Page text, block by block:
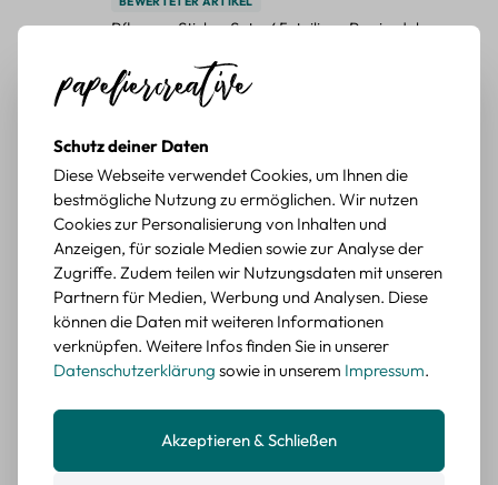
Pflanzen Sticker Set – 45-teiliges Papierdekor
Durchschnittliche Bewertung von 5 von 5 Sternen
Erika G. diesen Monat
Schöne Motive
würde sie wieder kaufen.
BEWERTETER ARTIKEL
Retro Briefmarken Sticker Set – 45 Papier-
Sticker mit Wald- und Tiermotiven
Durchschnittliche Bewertung von 5 von 5 Sternen
Erika G.diesen Monat Verifizierter Kauf
Schöne Motive
Die Sticker passen gut zu meinen Büchern, würde sie
wieder kaufen.
BEWERTETER ARTIKEL
Retro Blumen Sticker Set – 45 Stück mit 15
Schutz deiner Daten
Diese Webseite verwendet Cookies, um Ihnen die
bestmögliche Nutzung zu ermöglichen. Wir nutzen
Cookies zur Personalisierung von Inhalten und
Anzeigen, für soziale Medien sowie zur Analyse der
Zugriffe. Zudem teilen wir Nutzungsdaten mit unseren
Partnern für Medien, Werbung und Analysen. Diese
können die Daten mit weiteren Informationen
verknüpfen. Weitere Infos finden Sie in unserer
Datenschutzerklärung sowie in unserem Impressum.
Akzeptieren & Schließen